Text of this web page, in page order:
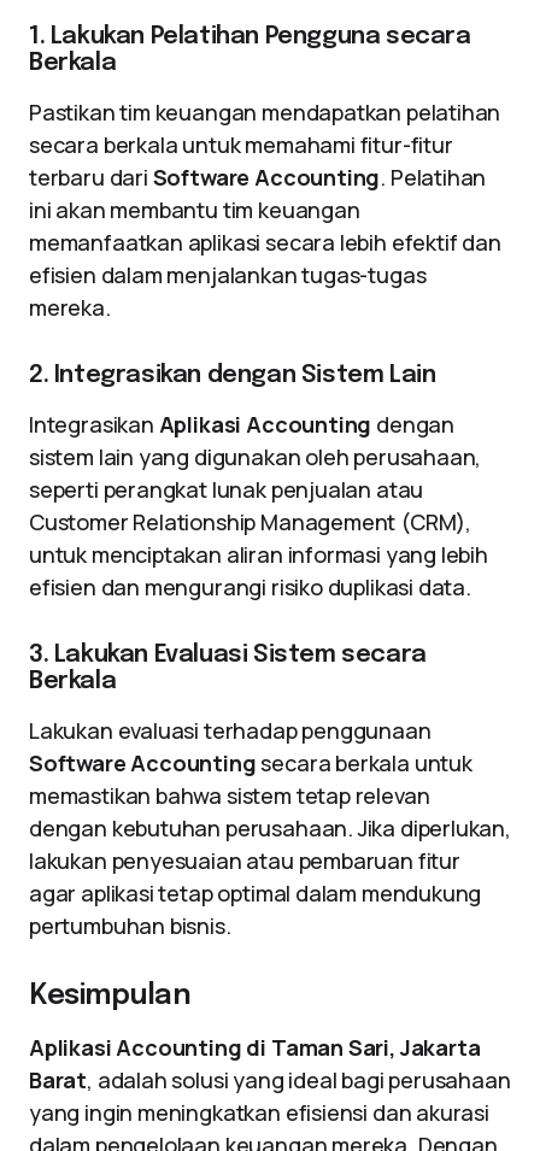
1. Lakukan Pelatihan Pengguna secara
Berkala
Pastikan tim keuangan mendapatkan pelatihan
secara berkala untuk memahami fitur-fitur
terbaru dari Software Accounting. Pelatihan
ini akan membantu tim keuangan
memanfaatkan aplikasi secara lebih efektif dan
efisien dalam menjalankan tugas-tugas
mereka.
2. Integrasikan dengan Sistem Lain
Integrasikan Aplikasi Accounting dengan
sistem lain yang digunakan oleh perusahaan,
seperti perangkat lunak penjualan atau
Customer Relationship Management (CRM),
untuk menciptakan aliran informasi yang lebih
efisien dan mengurangi risiko duplikasi data.
3. Lakukan Evaluasi Sistem secara
Berkala
Lakukan evaluasi terhadap penggunaan
Software Accountingsecara berkala untuk
memastikan bahwa sistem tetap relevan
dengan kebutuhan perusahaan. Jika diperlukan,
lakukan penyesuaian atau pembaruan fitur
agar aplikasi tetap optimal dalam mendukung
pertumbuhan bisnis.
Kesimpulan
Aplikasi Accounting di Taman Sari, Jakarta
Barat, adalah solusi yang ideal bagi perusahaan
yang ingin meningkatkan efisiensi dan akurasi
dalam pengelolaan keuangan mereka. Dengan